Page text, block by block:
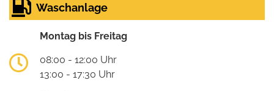
Waschanlage
Montag bis Freitag
08:00 - 12:00 Uhr
13:00 - 17:30 Uhr